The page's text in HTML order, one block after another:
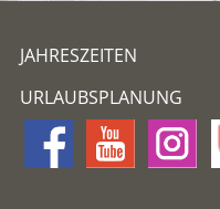
JAHRESZEITEN
URLAUBSPLANUNG